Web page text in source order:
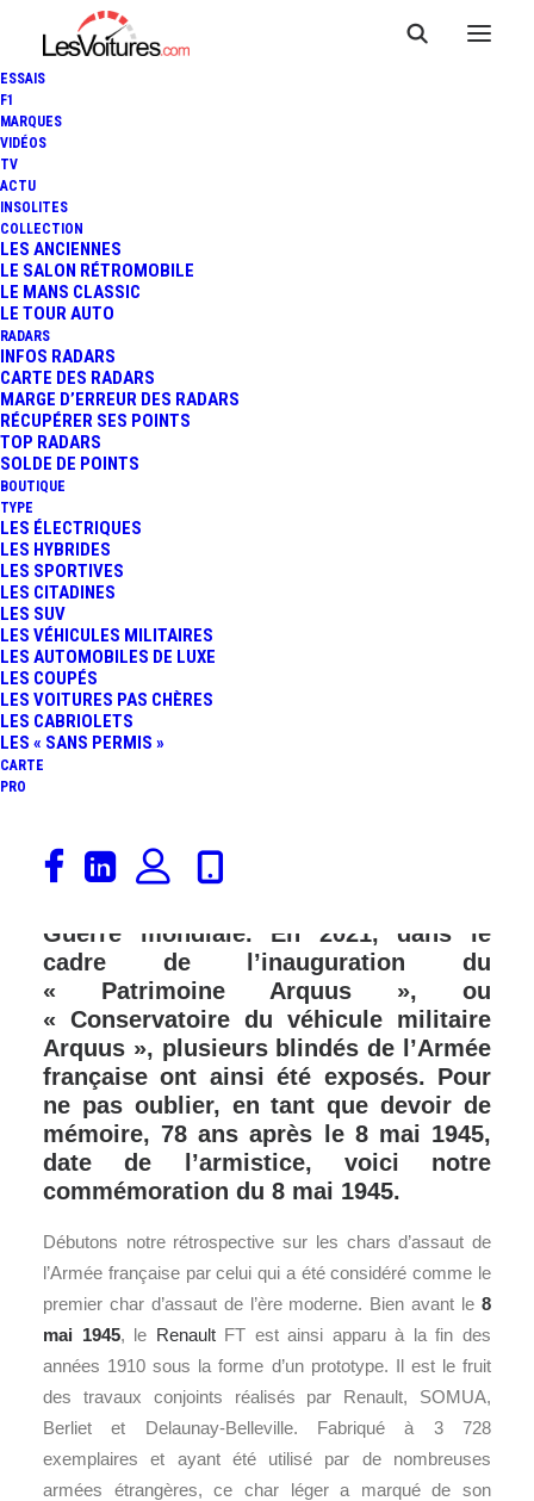
ESSAIS
F1
MARQUES
VIDÉOS
TV
ACTU
INSOLITES
COLLECTION
LES ANCIENNES
LE SALON RÉTROMOBILE
LE MANS CLASSIC
LE TOUR AUTO
RADARS
INFOS RADARS
CARTE DES RADARS
MARGE D’ERREUR DES RADARS
RÉCUPÉRER SES POINTS
TOP RADARS
SOLDE DE POINTS
BOUTIQUE
TYPE
LES ÉLECTRIQUES
LES HYBRIDES
LES SPORTIVES
LES CITADINES
LES SUV
LES VÉHICULES MILITAIRES
LES AUTOMOBILES DE LUXE
LES COUPÉS
LES VOITURES PAS CHÈRES
LES CABRIOLETS
LES « SANS PERMIS »
CARTE
PRO
D'ASSAUT DE LA SECONDE
GUERRE MONDIALE
5 Minutes
En ce 8 mai 2023, nous vous
proposons de découvrir des chars
Guerre mondiale. En 2021, dans le
cadre de l’inauguration du
« Patrimoine Arquus », ou
« Conservatoire du véhicule militaire
Arquus », plusieurs blindés de l’Armée
française ont ainsi été exposés. Pour
ne pas oublier, en tant que devoir de
mémoire, 78 ans après le 8 mai 1945,
date de l’armistice, voici notre
commémoration du 8 mai 1945.
Débutons notre rétrospective sur les chars d’assaut de
l’Armée française par celui qui a été considéré comme le
premier char d’assaut de l’ère moderne. Bien avant le 8
mai 1945, le RenaultFT est ainsi apparu à la fin des
années 1910 sous la forme d’un prototype. Il est le fruit
des travaux conjoints réalisés par Renault, SOMUA,
Berliet et Delaunay-Belleville. Fabriqué à 3 728
exemplaires et ayant été utilisé par de nombreuses
armées étrangères, ce char léger a marqué de son